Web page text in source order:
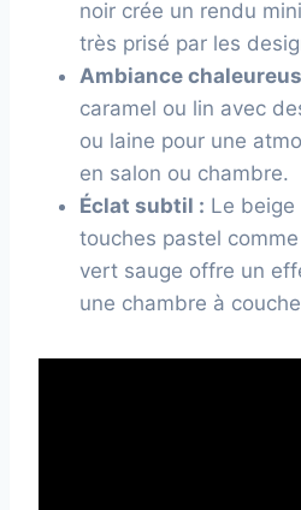
noir crée un rendu
très prisé par les
Ambiance
caramel ou lin avec
ou laine pour une
en salon ou chambre.
Éclat subtil : Le beige
touches pastel
vert sauge offre un
une chambre à